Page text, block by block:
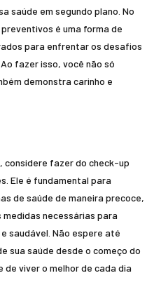
saúde em segundo plano. No
é uma forma de
para enfrentar os desafios
fazer isso, você não só
demonstra carinho e
fazer do check-up
Ele é fundamental para
de saúde de maneira precoce,
necessárias para
saudável. Não espere até
sua saúde desde o começo do
de viver o melhor de cada dia